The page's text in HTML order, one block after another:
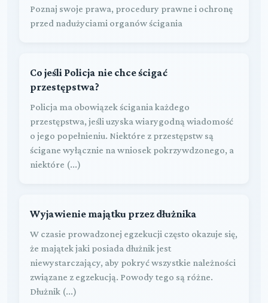
Poznaj swoje prawa, procedury prawne i ochronę
przed nadużyciami organów ścigania
Co jeśli Policja nie chce ścigać
przestępstwa?
Policja ma obowiązek ścigania każdego
przestępstwa, jeśli uzyska wiarygodną wiadomość
o jego popełnieniu. Niektóre z przestępstw są
ścigane wyłącznie na wniosek pokrzywdzonego, a
niektóre (...)
Wyjawienie majątku przez dłużnika
W czasie prowadzonej egzekucji często okazuje się,
że majątek jaki posiada dłużnik jest
niewystarczający, aby pokryć wszystkie należności
związane z egzekucją. Powody tego są różne.
Dłużnik (...)